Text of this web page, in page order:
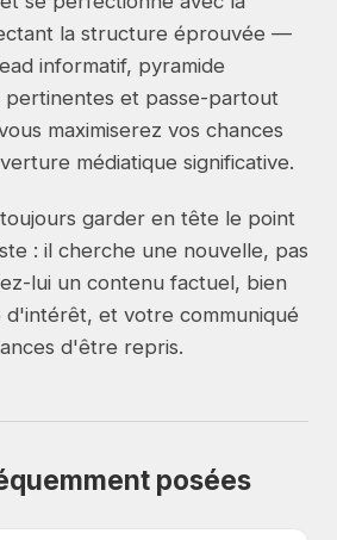
la structure éprouvée —
informatif, pyramide
pertinentes et passe-partout
maximiserez vos chances
médiatique significative.
garder en tête le point
: il cherche une nouvelle, pas
lui un contenu factuel, bien
et votre communiqué
d'être repris.
posées